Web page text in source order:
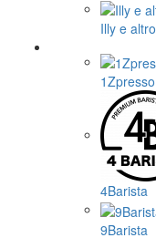
Illy e altro
1Zpresso
4Barista
9Barista